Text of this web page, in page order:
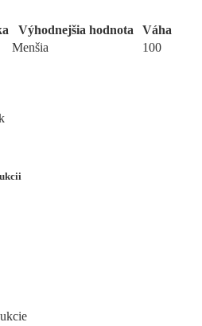
Výhodnejšia hodnota
Váha
Menšia
100